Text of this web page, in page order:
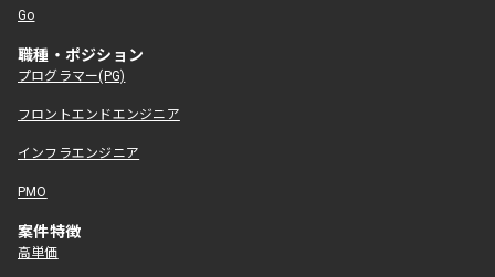
Go
職種・ポジション
プログラマー(PG)
フロントエンドエンジニア
インフラエンジニア
PMO
案件特徴
高単価